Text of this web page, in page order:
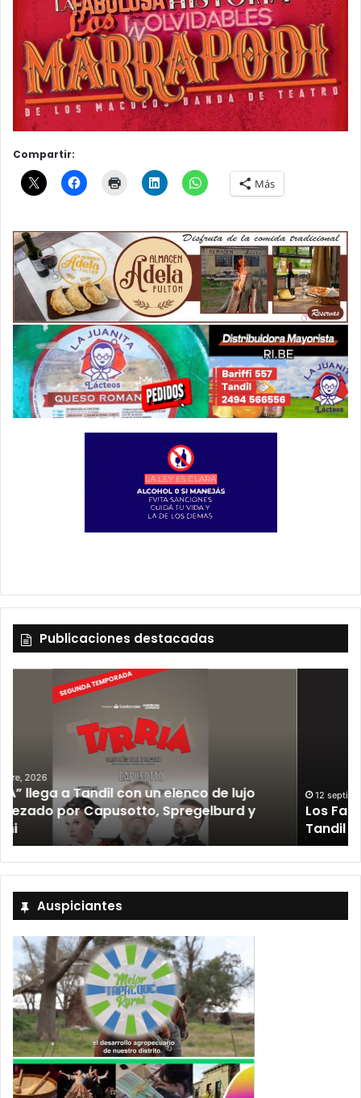
Compartir:
Más
Publicaciones destacadas
12 septiembre, 2026
Los Fabulosos Cadillacs anunciaron su show en
Tandil y ya están a la venta las entradas
Auspiciantes